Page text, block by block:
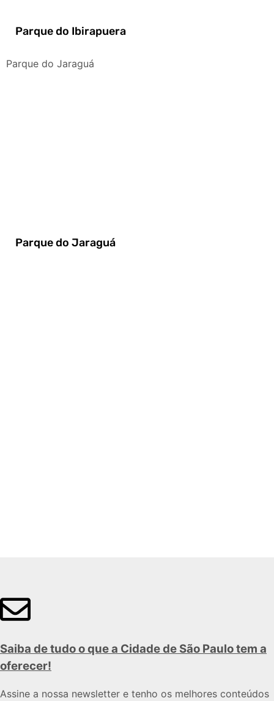
Parque do Ibirapuera
Parque do Jaraguá
Parque do Jaraguá
Saiba de tudo o que a Cidade de São Paulo tem a
oferecer!
Assine a nossa newsletter e tenho os melhores conteúdos